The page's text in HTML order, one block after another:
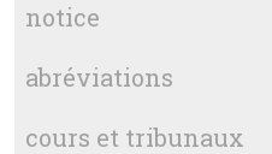
notice
abréviations
cours et tribunaux